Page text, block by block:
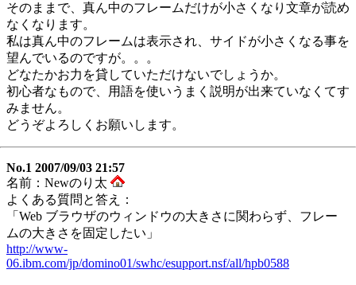
そのままで、真ん中のフレームだけが小さくなり文章が読め
なくなります。
私は真ん中のフレームは表示され、サイドが小さくなる事を
望んでいるのですが。。。
どなたかお力を貸していただけないでしょうか。
初心者なもので、用語を使いうまく説明が出来ていなくてす
みません。
どうぞよろしくお願いします。
No.1 2007/09/03 21:57
名前：Newのり太
よくある質問と答え：
「Web ブラウザのウィンドウの大きさに関わらず、フレー
ムの大きさを固定したい」
http://www-
06.ibm.com/jp/domino01/swhc/esupport.nsf/all/hpb0588